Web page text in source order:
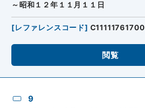
～昭和１２年１１月１１日
[レファレンスコード] C11111761700
閲覧
9